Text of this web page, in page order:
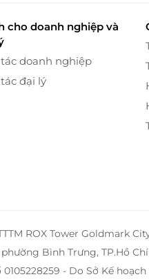
phiên dịch và Đào tạo
đại học Teikyo
tiếng Nhật khác ở Tokyo
cho doanh nghiệp và
doanh nghiệp
đại lý
ROX Tower Goldmark
Bình Trưng, TP.Hồ
- Do Sở Kế